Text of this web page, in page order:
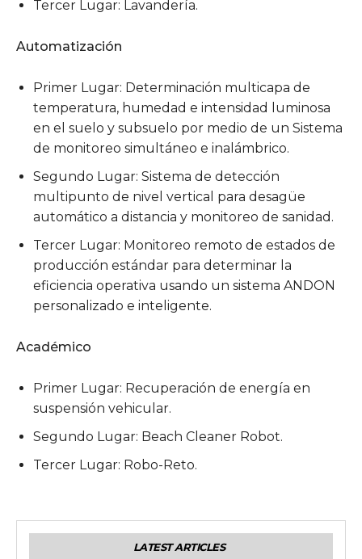
Tercer Lugar: Lavandería.
Automatización
Primer Lugar: Determinación multicapa de
temperatura, humedad e intensidad luminosa
en el suelo y subsuelo por medio de un Sistema
de monitoreo simultáneo e inalámbrico.
Segundo Lugar: Sistema de detección
multipunto de nivel vertical para desagüe
automático a distancia y monitoreo de sanidad.
Tercer Lugar: Monitoreo remoto de estados de
producción estándar para determinar la
eficiencia operativa usando un sistema ANDON
personalizado e inteligente.
Académico
Primer Lugar: Recuperación de energía en
suspensión vehicular.
Segundo Lugar: Beach Cleaner Robot.
Tercer Lugar: Robo-Reto.
LATEST ARTICLES